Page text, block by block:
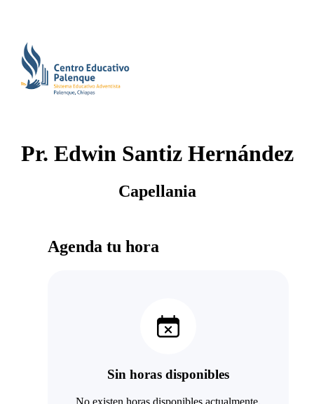
Pr. Edwin Santiz Hernández
Capellania
Agenda tu hora
Sin horas disponibles